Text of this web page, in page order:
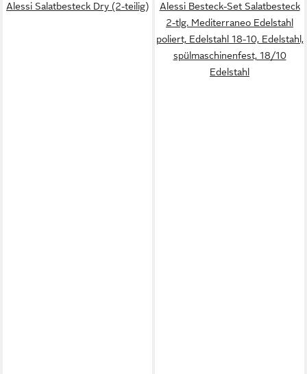
Alessi Salatbesteck Dry (2-teilig)
Alessi Besteck-Set Salatbesteck
2-tlg. Mediterraneo Edelstahl
poliert, Edelstahl 18-10, Edelstahl,
spülmaschinenfest, 18/10
Edelstahl